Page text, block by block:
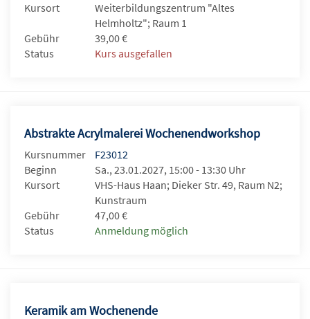
Kursort
Weiterbildungszentrum "Altes
Helmholtz"; Raum 1
Gebühr
39,00 €
Status
Kurs ausgefallen
Abstrakte Acrylmalerei Wochenendworkshop
Kursnummer
F23012
Beginn
Sa., 23.01.2027, 15:00 - 13:30 Uhr
Kursort
VHS-Haus Haan; Dieker Str. 49, Raum N2;
Kunstraum
Gebühr
47,00 €
Status
Anmeldung möglich
Keramik am Wochenende